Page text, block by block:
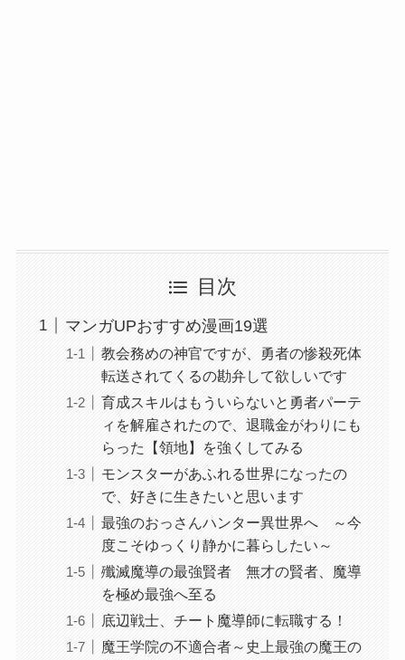
目次
マンガUPおすすめ漫画19選
教会務めの神官ですが、勇者の惨殺死体
転送されてくるの勘弁して欲しいです
育成スキルはもういらないと勇者パーテ
ィを解雇されたので、退職金がわりにも
らった【領地】を強くしてみる
モンスターがあふれる世界になったの
で、好きに生きたいと思います
最強のおっさんハンター異世界へ ～今
度こそゆっくり静かに暮らしたい～
殲滅魔導の最強賢者 無才の賢者、魔導
を極め最強へ至る
底辺戦士、チート魔導師に転職する！
魔王学院の不適合者～史上最強の魔王の